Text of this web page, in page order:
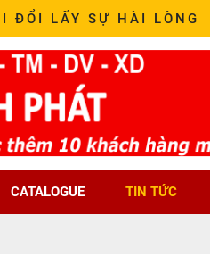
ĐỔI LẤY SỰ HÀI LÒNG
CATALOGUE TIN TỨC